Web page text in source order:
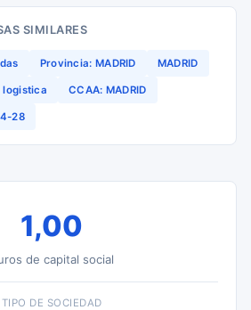
SIMILARES
Provincia: MADRID MADRID
logistica CCAA: MADRID
28
1,00
de capital social
TIPO DE SOCIEDAD